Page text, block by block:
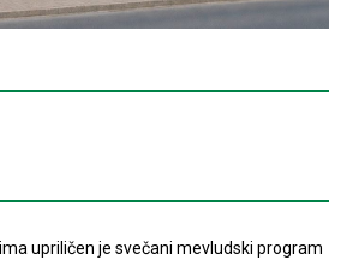
upriličen je svečani mevludski program